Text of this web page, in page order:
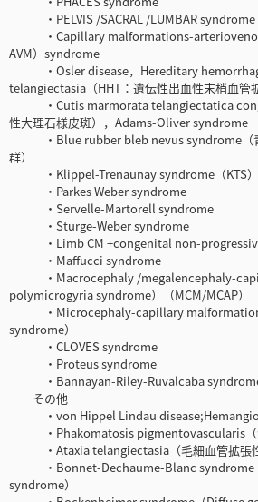
・PELVIS /SACRAL /LUMBAR syndrome
・Capillary malformations-
AVM）syndrome
・Osler disease，Hereditary
telangiectasia（HHT：遺伝性出血性末梢血管
・Cutis marmorata telangiectatica
性大理石様皮斑），Adams-Oliver syndrome
・Blue rubber bleb nevus syndrome（
群）
・Klippel-Trenaunay syndrome（KTS）
・Parkes Weber syndrome
・Servelle-Martorell syndrome
・Sturge-Weber syndrome
・Limb CM +congenital non-
・Maffucci syndrome
・Macrocephaly /megalencephaly-
polymicrogyria syndrome）（MCM/MCAP）
・Microcephaly-capillary malformation
syndrome）
・CLOVES syndrome
・Proteus syndrome
・Bannayan-Riley-Ruvalcaba syndrome
その他
・von Hippel Lindau
・Phakomatosis pigmentovascularis（色
・Ataxia telangiectasia（毛細血管拡張性
・Bonnet-Dechaume-Blanc syndrome
syndrome）